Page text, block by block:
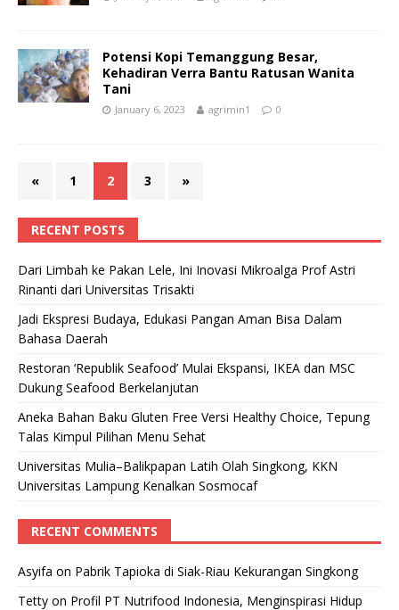
Potensi Kopi Temanggung Besar,
Kehadiran Verra Bantu Ratusan Wanita
Tani
January 6, 2023 agrimin1 0
« 1 2 3 »
RECENT POSTS
Dari Limbah ke Pakan Lele, Ini Inovasi Mikroalga Prof Astri
Rinanti dari Universitas Trisakti
Jadi Ekspresi Budaya, Edukasi Pangan Aman Bisa Dalam
Bahasa Daerah
Restoran ‘Republik Seafood’ Mulai Ekspansi, IKEA dan MSC
Dukung Seafood Berkelanjutan
Aneka Bahan Baku Gluten Free Versi Healthy Choice, Tepung
Talas Kimpul Pilihan Menu Sehat
Universitas Mulia–Balikpapan Latih Olah Singkong, KKN
Universitas Lampung Kenalkan Sosmocaf
RECENT COMMENTS
Asyifa on Pabrik Tapioka di Siak-Riau Kekurangan Singkong
Tetty on Profil PT Nutrifood Indonesia, Menginspirasi Hidup